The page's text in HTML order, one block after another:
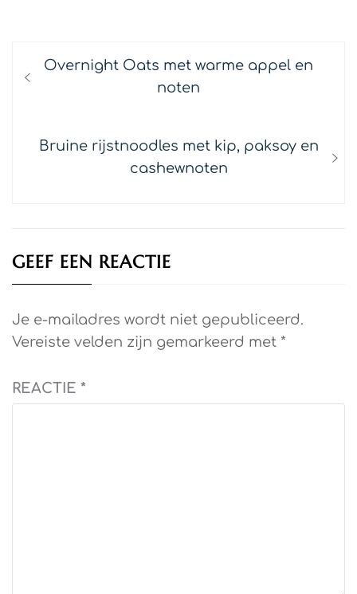
Bericht
navigatie
Previous
Overnight Oats met warme appel en
noten
Next
Bruine rijstnoodles met kip, paksoy en
cashewnoten
GEEF EEN REACTIE
Je e-mailadres wordt niet gepubliceerd.
Vereiste velden zijn gemarkeerd met *
REACTIE *